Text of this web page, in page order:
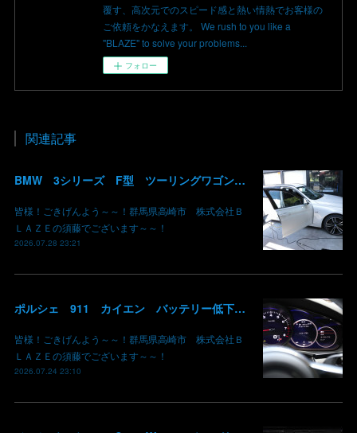
覆す、高次元でのスピード感と熱い情熱でお客様の
ご依頼をかなえます。 We rush to you like a
"BLAZE" to solve your problems...
フォロー
関連記事
BMW 3シリーズ F型 ツーリングワゴン コーディング デイライト 有効化 群馬 高崎
皆様！ごきげんよう～～！群馬県高崎市 株式会社Ｂ
ＬＡＺＥの須藤でございます～～！
2026.07.28 23:21
ポルシェ 911 カイエン バッテリー低下 車両エレクトリカルシステムエラー リチウムイオンバッテリー復旧 バッテリー上がり 充電できない ポルシェ修理 現車無し修理 群馬県 高崎 株式会社BLAZE
皆様！ごきげんよう～～！群馬県高崎市 株式会社Ｂ
ＬＡＺＥの須藤でございます～～！
2026.07.24 23:10